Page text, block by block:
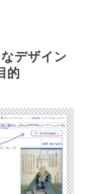
デザイン
的